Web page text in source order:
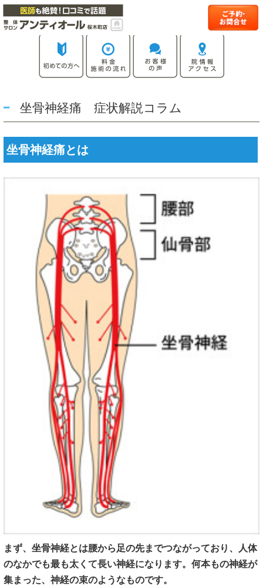
坐骨神経痛 症状解説コラム
坐骨神経痛とは
まず、坐骨神経とは腰から足の先までつながっており、人体
のなかでも最も太くて長い神経になります。何本もの神経が
集まった、神経の束のようなものです。